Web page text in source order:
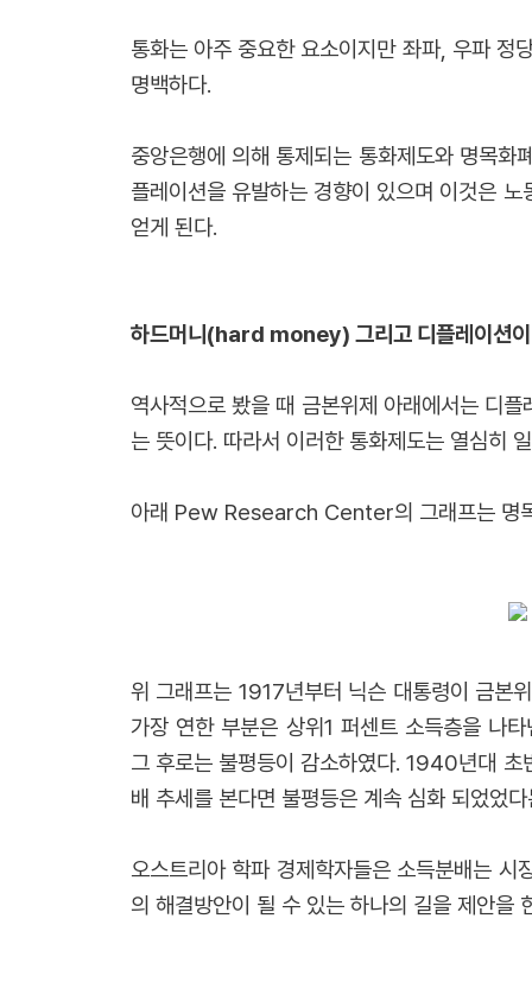
통화는 아주 중요한 요소이지만 좌파, 우파 정
명백하다.
중앙은행에 의해 통제되는 통화제도와 명목
플레이션을 유발하는 경향이 있으며 이것은
얻게 된다.
하드머니(hard money) 그리고 디플레이션이
역사적으로 봤을 때 금본위제 아래에서는 디
는 뜻이다. 따라서 이러한 통화제도는 열심히
아래 Pew Research Center의 그래프는 명
위 그래프는 1917년부터 닉슨 대통령이 금본
가장 연한 부분은 상위1 퍼센트 소득층을 나
그 후로는 불평등이 감소하였다. 1940년대
배 추세를 본다면 불평등은 계속 심화 되었었
오스트리아 학파 경제학자들은 소득분배는
의 해결방안이 될 수 있는 하나의 길을 제안을